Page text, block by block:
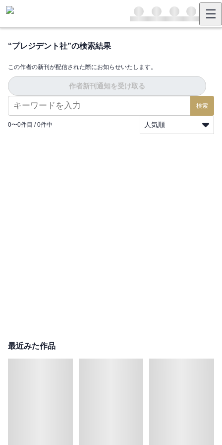
“プレジデント社”の検索結果
この作者の新刊が配信された際にお知らせいたします。
作者新刊通知を受け取る
検索
0〜0件目 / 0件中 人気順
最近みた作品